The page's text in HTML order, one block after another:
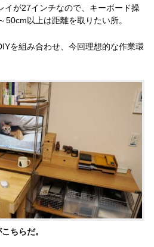
イが27インチなので、キーボード操
以上は距離を取りたい所。
を組み合わせ、今回理想的な作業環
ちらだ。